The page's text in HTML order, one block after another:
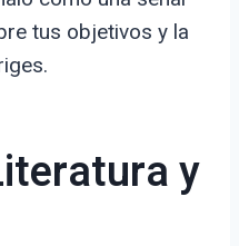
tus objetivos y la
y